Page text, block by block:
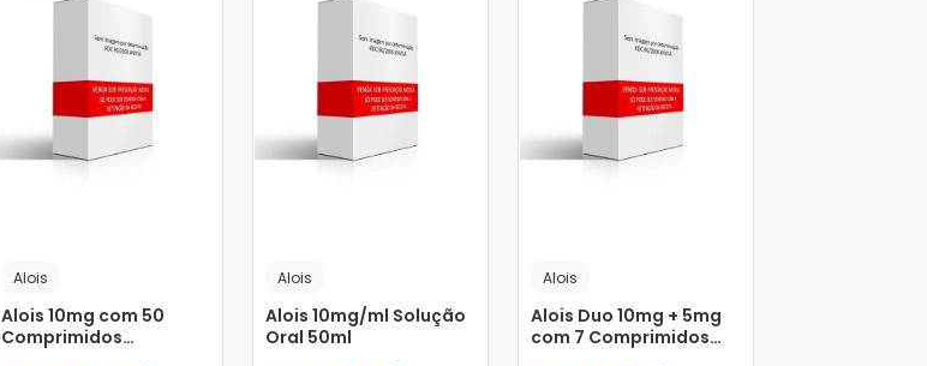
Alois
Alois 10mg com 50
Comprimidos
Alois
Alois 10mg/ml Solução
Oral 50ml
Alois
Alois Duo 10mg + 5mg
com 7 Comprimidos